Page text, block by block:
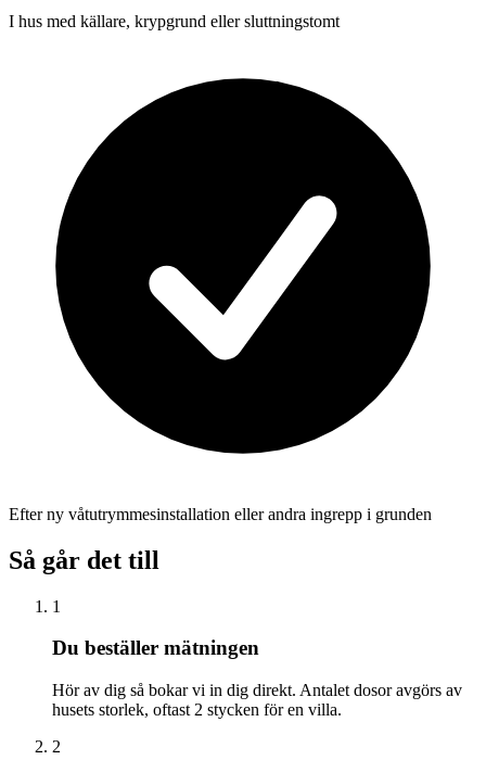
I hus med källare, krypgrund eller sluttningstomt
Efter ny våtutrymmesinstallation eller andra ingrepp i grunden
Så går det till
1
Du beställer mätningen
Hör av dig så bokar vi in dig direkt. Antalet dosor avgörs av
husets storlek, oftast 2 stycken för en villa.
2